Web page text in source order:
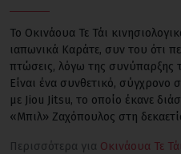
Το Οκινάουα Τε Τάι
ιαπωνικά Καράτε, συν του ότι
πτώσεις, λόγω της συνύπαρξης
Είναι ένα συνθετικό,
με Jiou Jitsu, το οποίο έκανε
«Μπιλ» Ζαχόπουλος στη
Περισσότερα για Οκινάουα Τε Τάι